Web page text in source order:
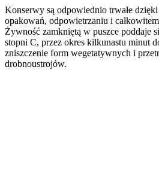
Konserwy są odpowiednio trwałe
opakowań, odpowietrzaniu i
Żywność zamkniętą w puszce poddaje
stopni C, przez okres kilkunastu minut
zniszczenie form wegetatywnych i
drobnoustrojów.